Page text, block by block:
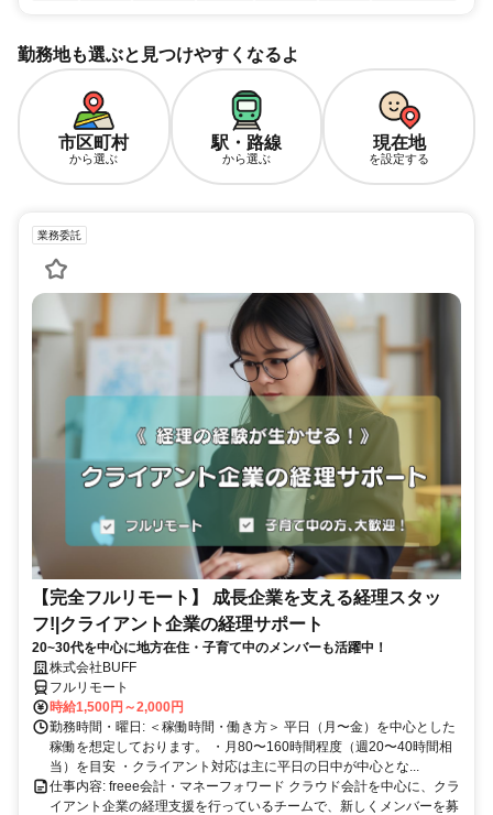
勤務地も選ぶと見つけやすくなるよ
市区町村
から選ぶ
駅・路線
から選ぶ
現在地
を設定する
業務委託
【完全フルリモート】 成長企業を支える経理スタッ
フ!|クライアント企業の経理サポート
20~30代を中心に地方在住・子育て中のメンバーも活躍中！
株式会社BUFF
フルリモート
時給1,500円～2,000円
勤務時間・曜日: ＜稼働時間・働き方＞ 平日（月〜金）を中心とした
稼働を想定しております。 ・月80〜160時間程度（週20〜40時間相
当）を目安 ・クライアント対応は主に平日の日中が中心とな...
仕事内容: freee会計・マネーフォワード クラウド会計を中心に、クラ
イアント企業の経理支援を行っているチームで、新しくメンバーを募